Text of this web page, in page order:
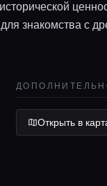
знакомства с
Открыть в